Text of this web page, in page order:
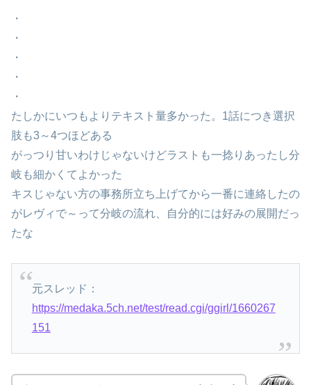
・
・
・
・
・
たしかにいつもよりテキスト量多かった。1話につき選択
肢も3～4つほどある
がっつり甘いわけじゃないけどラストも一捻りあったし分
岐も細かくてよかった
キスじゃない方の事務所立ち上げてから一番に連絡したの
がレヴィで～って分岐の流れ、自分的には好みの展開だっ
たな
元スレッド：
https://medaka.5ch.net/test/read.cgi/ggirl/1660267
151